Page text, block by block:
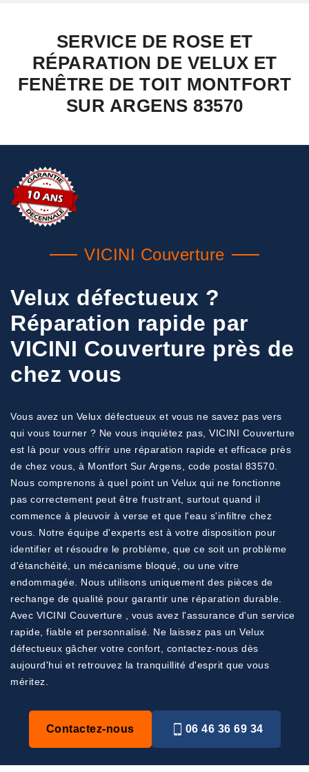
SERVICE DE ROSE ET
RÉPARATION DE VELUX ET
FENÊTRE DE TOIT MONTFORT
SUR ARGENS 83570
VICINI Couverture
Velux défectueux ?
Réparation rapide par
VICINI Couverture près de
chez vous
Vous avez un Velux défectueux et vous ne savez pas vers
qui vous tourner ? Ne vous inquiétez pas, VICINI Couverture
est là pour vous offrir une réparation rapide et efficace près
de chez vous, à Montfort Sur Argens, code postal 83570.
Nous comprenons à quel point un Velux qui ne fonctionne
pas correctement peut être frustrant, surtout quand il
commence à pleuvoir à verse et que l'eau s'infiltre chez
vous. Notre équipe d'experts est à votre disposition pour
identifier et résoudre le problème, que ce soit un problème
d'étanchéité, un mécanisme bloqué, ou une vitre
endommagée. Nous utilisons uniquement des pièces de
rechange de qualité pour garantir une réparation durable.
Avec VICINI Couverture , vous avez l'assurance d'un service
rapide, fiable et personnalisé. Ne laissez pas un Velux
défectueux gâcher votre confort, contactez-nous dès
aujourd'hui et retrouvez la tranquillité d'esprit que vous
méritez.
Contactez-nous 06 46 36 69 34